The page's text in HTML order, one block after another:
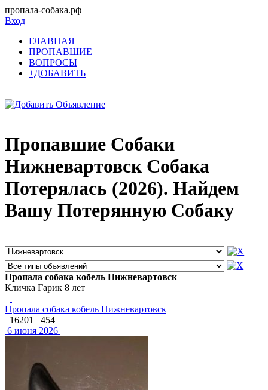
пропала-собака.рф
Вход
ГЛАВНАЯ
ПРОПАВШИЕ
ВОПРОСЫ
+ДОБАВИТЬ
Пропавшие Собаки
Нижневартовск Собака
Потерялась (2026). Найдем
Вашу Потерянную Собаку
Пропала собака кобель Нижневартовск
Кличка Гарик 8 лет
Пропала собака кобель Нижневартовск
16201
454
6 июня 2026